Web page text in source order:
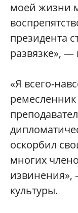
моей жизни
президента
развязке», —
«Я всего-
ремесленник
оскорбил
многих
извинения»,
культуры.